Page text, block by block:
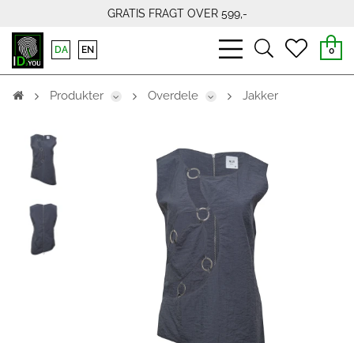
GRATIS FRAGT OVER 599,-
bars
light
searchheart
0
DA EN
Produkter Overdele Jakker